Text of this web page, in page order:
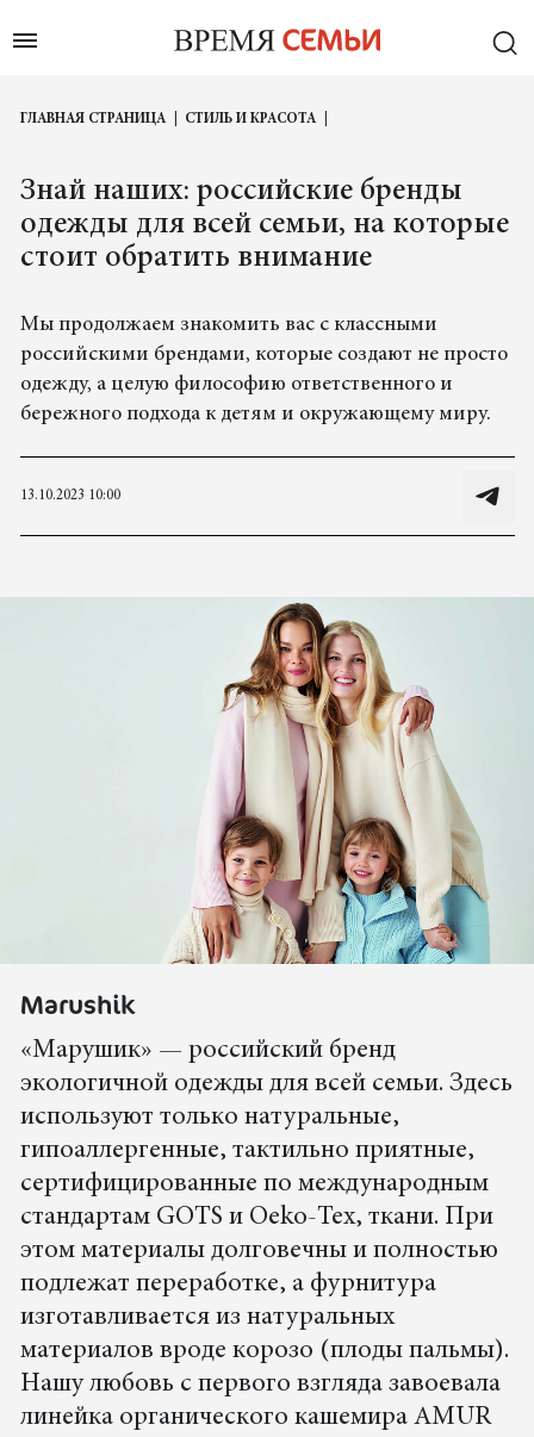
ГЛАВНАЯ СТРАНИЦА СТИЛЬ И КРАСОТА
Знай наших: российские бренды
одежды для всей семьи, на которые
стоит обратить внимание
Мы продолжаем знакомить вас с классными
российскими брендами, которые создают не просто
одежду, а целую философию ответственного и
бережного подхода к детям и окружающему миру.
13.10.2023 10:00
Marushik
«Марушик» — российский бренд
экологичной одежды для всей семьи. Здесь
используют только натуральные,
гипоаллергенные, тактильно приятные,
сертифицированные по международным
стандартам GOTS и Oeko-Tex, ткани. При
этом материалы долговечны и полностью
подлежат переработке, а фурнитура
изготавливается из натуральных
материалов вроде корозо (плоды пальмы).
Нашу любовь с первого взгляда завоевала
линейка органического кашемира AMUR